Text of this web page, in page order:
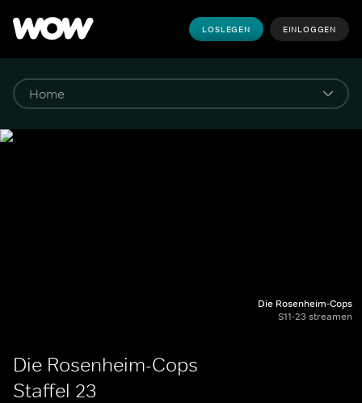
LOSLEGEN EINLOGGEN
Die Rosenheim-Cops
S11-23 streamen
Die Rosenheim-Cops
Staffel 23